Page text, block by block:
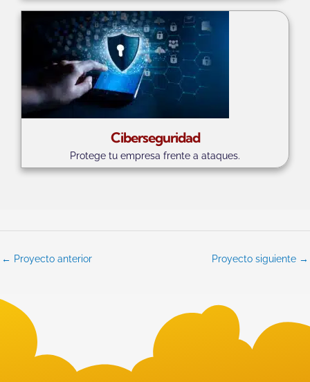
Ciberseguridad
Protege tu empresa frente a ataques.
← Proyecto anterior Proyecto siguiente →